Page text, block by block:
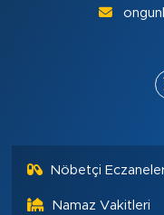
Nöbetçi
Namaz Vakitleri